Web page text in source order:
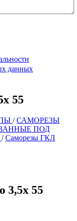
данных
55
/САМОРЕЗЫ
ПОД
/Саморезы ГКЛ
3,5х 55